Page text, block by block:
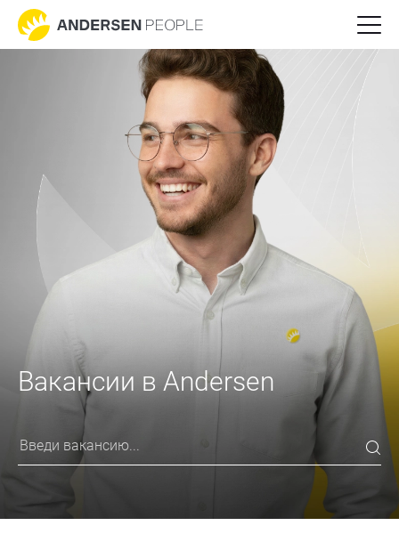
Вакансии в Andersen